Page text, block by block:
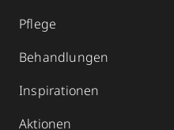
Pflege
Behandlungen
Inspirationen
Aktionen